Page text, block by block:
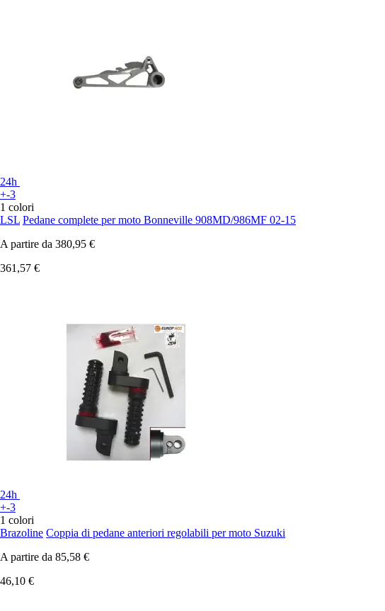
24h
+-3
1 colori
LSL Pedane complete per moto Bonneville 908MD/986MF 02-15
A partire da 380,95 €
361,57 €
24h
+-3
1 colori
Brazoline Coppia di pedane anteriori regolabili per moto Suzuki
A partire da 85,58 €
46,10 €